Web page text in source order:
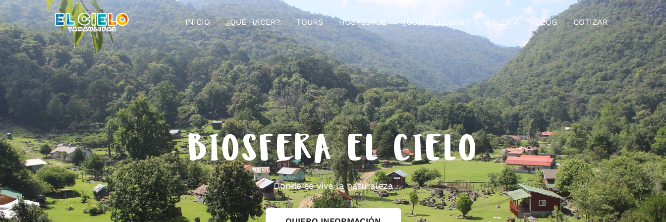
INICIO ¿QUÉ HACER? TOURS HOSPEDAJE ¿CÓMO LLEGAR? GALERÍA BLOG COTIZAR
BIOSFERA EL CIELO
Donde se vive la naturaleza